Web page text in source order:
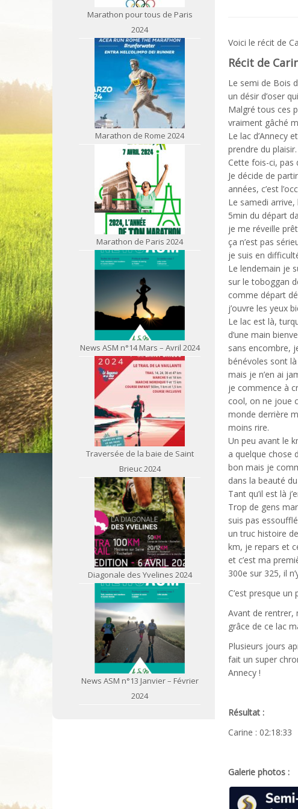
Marathon pour tous de Paris
2024
Marathon de Rome 2024
Marathon de Paris 2024
News ASM n°14 Mars – Avril 2024
Traversée de la baie de Saint
Brieuc 2024
Diagonale des Yvelines 2024
News ASM n°13 Janvier – Février
2024
Voici le récit de
Récit de
Le semi de Bois
un désir d’oser
Malgré tous ces
vraiment gâché
Le lac d’Annecy
prendre du
Cette fois-ci, pas
Je décide de
années, c’est
Le samedi
5min du départ
je me réveille
ça n’est pas
je suis en
Le lendemain je
sur le toboggan
comme départ
j’ouvre les yeux
Le lac est là,
d’une main
sans encombre,
bénévoles sont là
mais je n’en ai
je commence à
cool, on ne joue
monde derrière
moins rire.
Un peu avant le
a quelque chose
bon mais je
dans la beauté
Tant qu’il est là
Trop de gens
suis pas
un truc histoire
km, je repars et
et c’est ma
300e sur 325, il
C’est presque un
Avant de rentrer,
grâce de ce lac
Plusieurs jours
fait un super
Annecy !
Résultat :
Carine : 02:18:33
Galerie photos :